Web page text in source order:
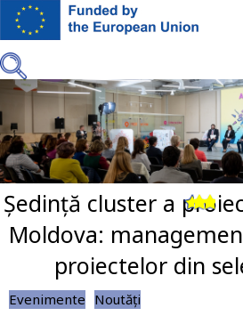
Mergi
principal
Previous
Next
Ședință cluster a
Moldova:
proiectelor din
Evenimente Noutăți